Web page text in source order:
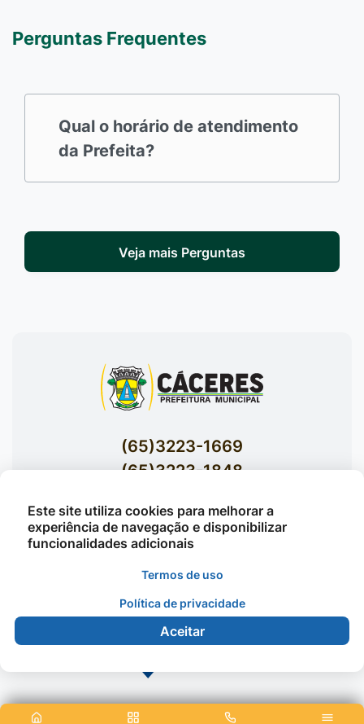
Perguntas Frequentes
Qual o horário de atendimento
da Prefeita?
Veja mais Perguntas
(65)3223-1669
(65)3223-1848
Av. Brasil nº 119 Bairro Jardim Celeste -
Cáceres
©2026 - Prefeitura Municipal de Cáceres - Todos os
direitos reservados
Este site utiliza cookies para melhorar a
experiência de navegação e disponibilizar
funcionalidades adicionais
Termos de uso
Política de privacidade
Aceitar